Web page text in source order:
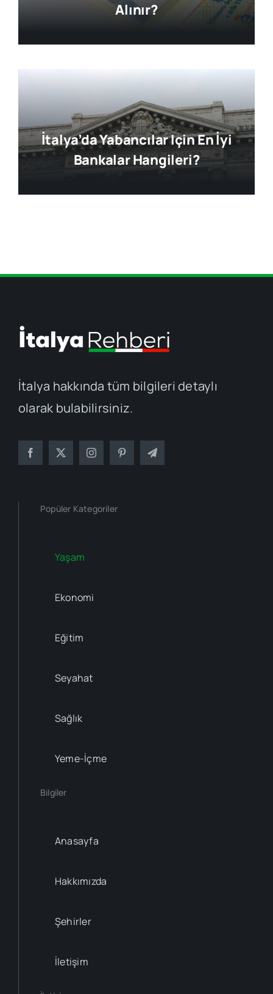
Alınır?
İtalya’da Yabancılar Için En İyi
Bankalar Hangileri?
İtalya hakkında tüm bilgileri detaylı
olarak bulabilirsiniz.
Popüler Kategoriler
Yaşam
Ekonomi
Eğitim
Seyahat
Sağlık
Yeme-İçme
Bilgiler
Anasayfa
Hakkımızda
Şehirler
İletişim